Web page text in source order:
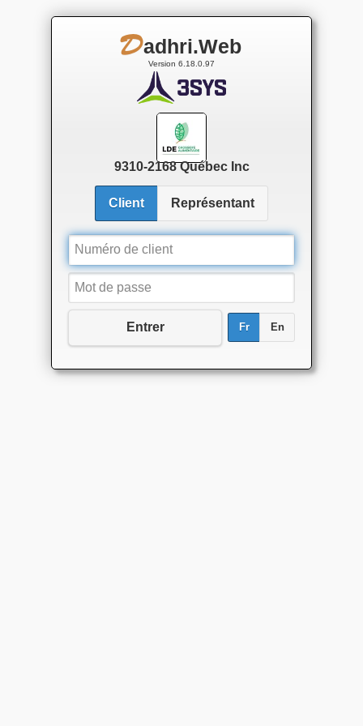
Dadhri.Web
Version 6.18.0.97
9310-2168 Québec Inc
Client Représentant
Numéro de client
Mot de passe
Entrer Fr En